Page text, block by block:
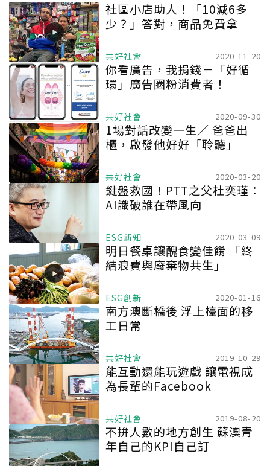
社區小店助人！「10減6多
少？」答對，商品免費拿
共好社會 2020-11-20
你看廣告，我捐錢－「好循
環」廣告圈粉消費者！
共好社會 2020-09-30
1場對話改變一生／ 爸爸出
櫃，啟發他好好「聆聽」
共好社會 2020-03-20
鍵盤救國！PTT之父杜奕瑾：
AI識破誰在帶風向
ESG新知 2020-03-09
明日餐桌讓醜食變佳餚 「終
結浪費與廢棄物共生」
ESG創新 2020-01-16
南方澳斷橋後 浮上檯面的移
工日常
共好社會 2019-10-29
能互動還能玩遊戲 讓電視成
為長輩的Facebook
共好社會 2019-08-20
不拚人數的地方創生 蘇澳青
年自己的KPI自己訂